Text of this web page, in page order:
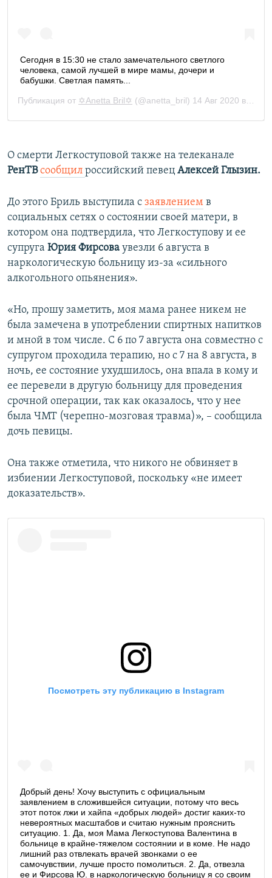
О смерти Легкоступовой также на телеканале
РенТВ сообщил российский певец Алексей Глызин.
До этого Бриль выступила с заявлением в
социальных сетях о состоянии своей матери, в
котором она подтвердила, что Легкоступову и ее
супруга Юрия Фирсова увезли 6 августа в
наркологическую больницу из-за «сильного
алкогольного опьянения».
«Но, прошу заметить, моя мама ранее никем не
была замечена в употреблении спиртных напитков
и мной в том числе. С 6 по 7 августа она совместно с
супругом проходила терапию, но с 7 на 8 августа, в
ночь, ее состояние ухудшилось, она впала в кому и
ее перевели в другую больницу для проведения
срочной операции, так как оказалось, что у нее
была ЧМТ (черепно-мозговая травма)», – сообщила
дочь певицы.
Она также отметила, что никого не обвиняет в
избиении Легкоступовой, поскольку «не имеет
доказательств».